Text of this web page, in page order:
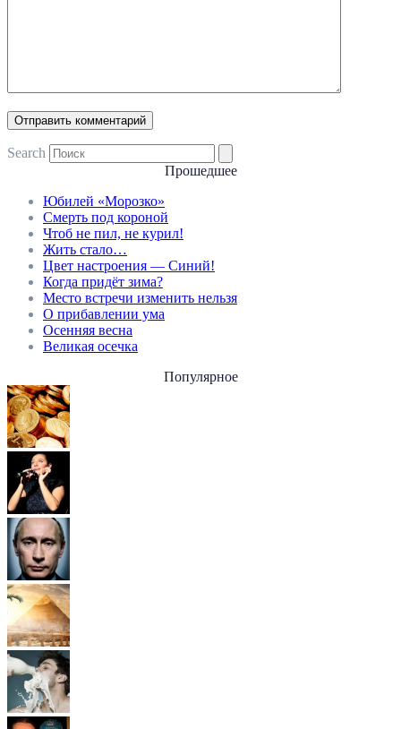
Search
Прошедшее
Юбилей «Морозко»
Смерть под короной
Чтоб не пил, не курил!
Жить стало…
Цвет настроения — Синий!
Когда придёт зима?
Место встречи изменить нельзя
О прибавлении ума
Осенняя весна
Великая осечка
Популярное